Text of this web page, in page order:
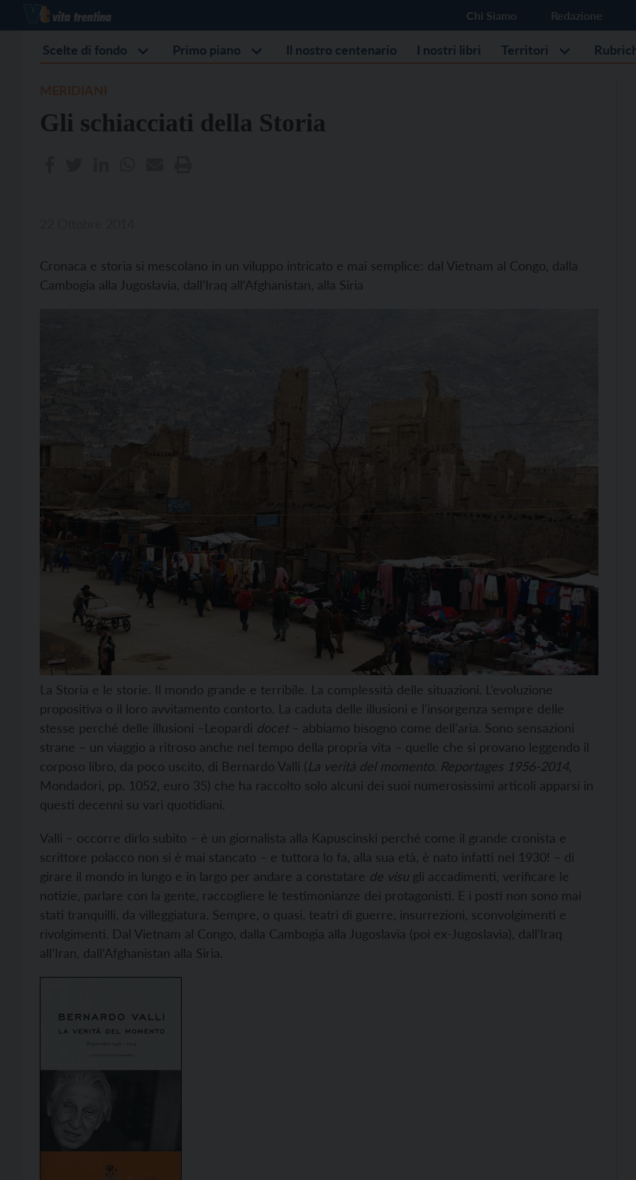
Chi Siamo Redazione
Scelte di fondo Primo piano Il nostro centenario I nostri libri Territori
Gli schiacciati della Storia
Cronaca e storia si mescolano in un viluppo intricato e mai semplice: dal Vietnam al Congo, dalla
Cambogia alla Jugoslavia, dall’Iraq all’Afghanistan, alla Siria
La Storia e le storie. Il mondo grande e terribile. La complessità delle situazioni. L’evoluzione
propositiva o il loro avvitamento contorto. La caduta delle illusioni e l’insorgenza sempre delle
stesse perché delle illusioni –Leopardi docet– abbiamo bisogno come dell’aria. Sono sensazioni
strane – un viaggio a ritroso anche nel tempo della propria vita – quelle che si provano leggendo il
corposo libro, da poco uscito, di Bernardo Valli (La verità del momento. Reportages 1956-2014,
Mondadori, pp. 1052, euro 35) che ha raccolto solo alcuni dei suoi numerosissimi articoli apparsi in
questi decenni su vari quotidiani.
Valli – occorre dirlo subito – è un giornalista alla Kapuscinski perché come il grande cronista e
scrittore polacco non si è mai stancato – e tuttora lo fa, alla sua età, è nato infatti nel 1930! – di
girare il mondo in lungo e in largo per andare a constatare de visugli accadimenti, verificare le
notizie, parlare con la gente, raccogliere le testimonianze dei protagonisti. E i posti non sono mai
stati tranquilli, da villeggiatura. Sempre, o quasi, teatri di guerre, insurrezioni, sconvolgimenti e
rivolgimenti. Dal Vietnam al Congo, dalla Cambogia alla Jugoslavia (poi ex-Jugoslavia), dall’Iraq
all’Iran, dall’Afghanistan alla Siria.